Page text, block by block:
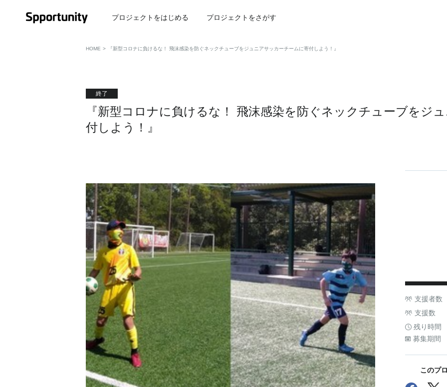
プロジェクトをはじめる プロジェクトをさがす
HOME > 『新型コロナに負けるな！ 飛沫感染を防ぐネックチューブをジュニアサッカーチームに寄付しよう！』
終了
『新型コロナに負けるな！ 飛沫感染を防ぐネックチューブをジ
付しよう！』
支援者数
支援数
残り時間
募集期間
このプ